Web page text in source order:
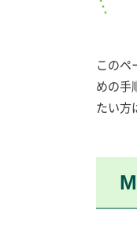
このペ
めの手
たい方